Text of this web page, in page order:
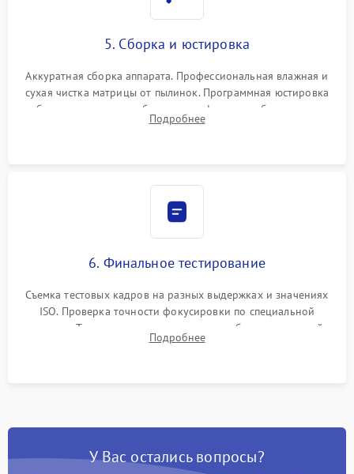
5. Сборка и юстировка
Аккуратная сборка аппарата. Профессиональная влажная и
сухая чистка матрицы от пылинок. Программная юстировка
рабочего отрезка, калибровка автофокуса, стабилизатора и
экспозамера с помощью сервисного ПО.
Подробнее
6. Финальное тестирование
Съемка тестовых кадров на разных выдержках и значениях
ISO. Проверка точности фокусировки по специальной
мишени. Тест записи на карту памяти, работы встроенной
вспышки, микрофона и всех кнопок управления.
Подробнее
У Вас остались вопросы?